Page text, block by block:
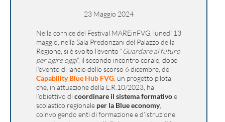
23 Maggio 2024
Nella cornice del Festival MAREinFVG, lunedì 13
maggio, nella Sala Predonzani del Palazzo della
Regione, si è svolto l’evento “Guardare al futuro
per agire oggi“, il secondo incontro corale, dopo
l’evento di lancio dello scorso 6 dicembre, del
Capability Blue Hub FVG , un progetto pilota
che, in attuazione della L.R.10/2023, ha
l’obiettivo dicoordinare il sistema formativoe
scolastico regionale per la Blue economy,
coinvolgendo enti di formazione e d’istruzione